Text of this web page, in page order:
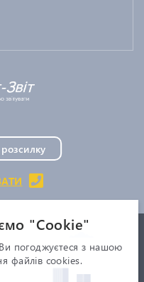
м. Київ, вул. Дениса
"Сookie"
погоджуєтеся з нашою
файлів cookies.